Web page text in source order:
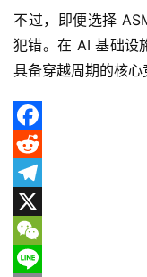
不过，即便选择
犯错。在 AI 基础设
具备穿越周期的核心
F
a
c
e
b
R
e
d
d
T
e
X
W